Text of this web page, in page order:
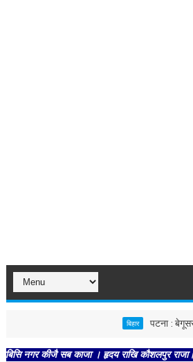
पटना : बेगूसराय एवं
कीजै सब काजा । हृदय राखि कौशलपुर राजा।। --